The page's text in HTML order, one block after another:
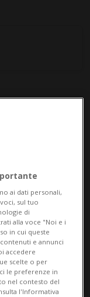
su
ai dati personali,
sul tuo
di
alla voce "Noi e i
in cui queste
e annunci
accedere
scelte o per
le preferenze in
nel contesto del
l'Informativa